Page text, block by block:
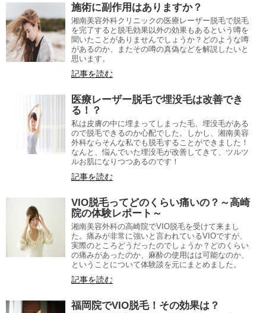
施術に副作用はありますか？
湘南美容外科クリニックの医療レーザー脱毛で脱毛
を完了すると脱毛効果以外の効果もあるという噂を
聞いたことがありませんでしょうか？どのような噂
があるのか、またその噂の真偽などを解説したいと
思います。
記事を読む
医療レーザー脱毛で埋没毛は改善でき
る！？
私は皮膚の中に埋まってしまった毛、埋没毛がある
ので脱毛できるのか心配でした。しかし、湘南美容
外科ならそんな私でも脱毛することができました！
なんと、悩んでいた埋没毛が改善してきて、ツルツ
ルお肌になりつつあるのです！
記事を読む
VIO脱毛ってどのくらい痛いの？～高崎
院の体験レポート～
湘南美容外科の高崎院でVIO脱毛を受けて来まし
た。痛みが非常に強いと言われているVIOですが、
実際のところどうだったのでしょうか？どのくらい
の痛みがあったのか、麻酔の使用はは可能なのか、
ということについて体験談を元にまとめました。
記事を読む
福岡院でVIO脱毛！その効果は？